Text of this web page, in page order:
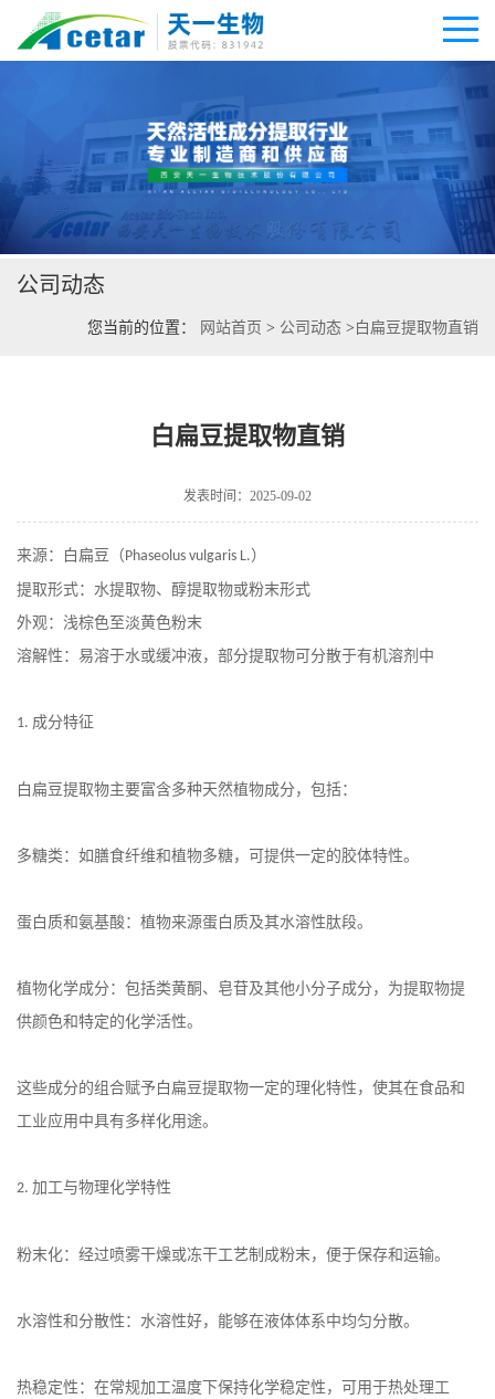
公司首页
公司介绍
公司动态
产品展厅
公司动态
您当前的位置： 网站首页 > 公司动态 > 白扁豆提取物直销
白扁豆提取物直销
发表时间：2025-09-02
来源：白扁豆（Phaseolus vulgaris L.）
提取形式：水提取物、醇提取物或粉末形式
外观：浅棕色至淡黄色粉末
溶解性：易溶于水或缓冲液，部分提取物可分散于有机溶剂中
1. 成分特征
白扁豆提取物主要富含多种天然植物成分，包括：
多糖类：如膳食纤维和植物多糖，可提供一定的胶体特性。
蛋白质和氨基酸：植物来源蛋白质及其水溶性肽段。
植物化学成分：包括类黄酮、皂苷及其他小分子成分，为提取物提
供颜色和特定的化学活性。
这些成分的组合赋予白扁豆提取物一定的理化特性，使其在食品和
工业应用中具有多样化用途。
2. 加工与物理化学特性
粉末化：经过喷雾干燥或冻干工艺制成粉末，便于保存和运输。
水溶性和分散性：水溶性好，能够在液体体系中均匀分散。
热稳定性：在常规加工温度下保持化学稳定性，可用于热处理工